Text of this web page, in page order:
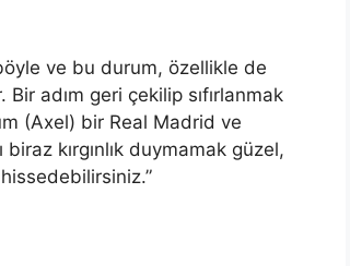
ve bu durum, özellikle de
adım geri çekilip sıfırlanmak
(Axel) bir Real Madrid ve
kırgınlık duymamak güzel,